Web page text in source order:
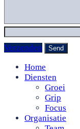
Verzenden
Home
Diensten
Groei
Grip
Focus
Organisatie